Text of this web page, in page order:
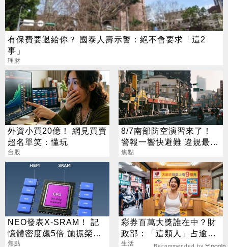
有保費要退給你？ 國泰人壽示警：絕不會要求「這2
事」
理財
外資小買20億！ 網見買賣
超名單笑：懂玩
台股
8/7南部防空演習來了！
警報一響快避難 違規最高
開罰15萬
焦點
NEO發表X-SRAM！ 記
憶體密度飆5倍 施振榮：
半導體迎新革命
焦點
彩券百萬大獎誰在中？財
政部：「這類人」占逾6
成
生活 Recommended by